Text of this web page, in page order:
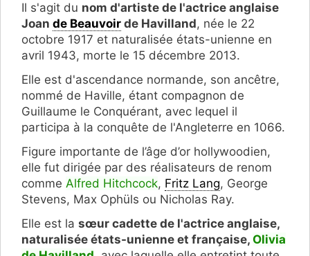
Il s'agit du nom d'artiste de l'actrice anglaise
Joan de Beauvoir de Havilland, née le 22
octobre 1917 et naturalisée états-unienne en
avril 1943, morte le 15 décembre 2013.
Elle est d'ascendance normande, son ancêtre,
nommé de Haville, étant compagnon de
Guillaume le Conquérant, avec lequel il
participa à la conquête de l'Angleterre en 1066.
Figure importante de l’âge d’or hollywoodien,
elle fut dirigée par des réalisateurs de renom
comme Alfred Hitchcock, Fritz Lang, George
Stevens, Max Ophüls ou Nicholas Ray.
Elle est la sœur cadette de l'actrice anglaise,
naturalisée états-unienne et française, Olivia